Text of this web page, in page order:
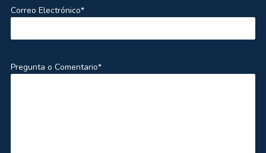
Correo Electrónico*
Pregunta o Comentario*